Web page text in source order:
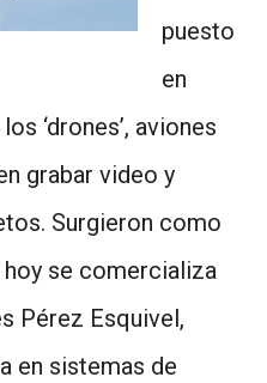
puesto
en
‘drones’, aviones
grabar video y
Surgieron como
se comercializa
Pérez Esquivel,
en sistemas de